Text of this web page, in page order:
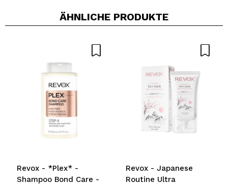
ÄHNLICHE PRODUKTE
Revox - *Plex* -
Shampoo Bond Care -
Revox - Japanese
Routine Ultra